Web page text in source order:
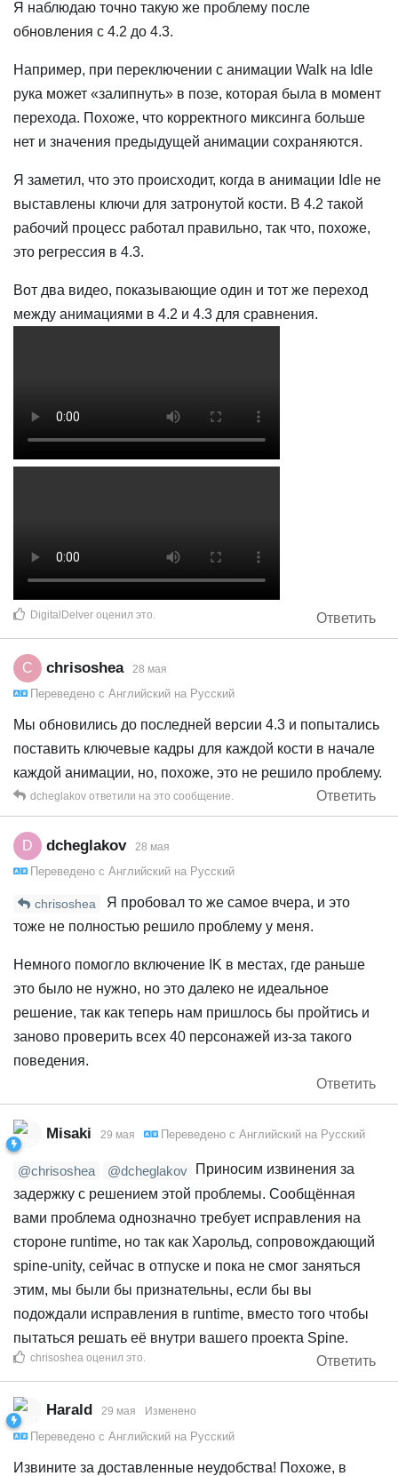
Я наблюдаю точно такую же проблему после
обновления с 4.2 до 4.3.
Например, при переключении с анимации Walk на Idle
рука может «залипнуть» в позе, которая была в момент
перехода. Похоже, что корректного миксинга больше
нет и значения предыдущей анимации сохраняются.
Я заметил, что это происходит, когда в анимации Idle не
выставлены ключи для затронутой кости. В 4.2 такой
рабочий процесс работал правильно, так что, похоже,
это регрессия в 4.3.
Вот два видео, показывающие один и тот же переход
между анимациями в 4.2 и 4.3 для сравнения.
Ответить
DigitalDelver оценил это.
C chrisoshea 28 мая
Переведено с Английский на Русский
Мы обновились до последней версии 4.3 и попытались
поставить ключевые кадры для каждой кости в начале
каждой анимации, но, похоже, это не решило проблему.
Ответить
dcheglakov ответили на это сообщение.
D dcheglakov 28 мая
Переведено с Английский на Русский
chrisoshea
Я пробовал то же самое вчера, и это
тоже не полностью решило проблему у меня.
Немного помогло включение IK в местах, где раньше
это было не нужно, но это далеко не идеальное
решение, так как теперь нам пришлось бы пройтись и
заново проверить всех 40 персонажей из‑за такого
поведения.
Ответить
Misaki 29 мая Переведено с Английский на Русский
@chrisoshea @dcheglakov
Приносим извинения за
задержку с решением этой проблемы. Сообщённая
вами проблема однозначно требует исправления на
стороне runtime, но так как Харольд, сопровождающий
spine-unity, сейчас в отпуске и пока не смог заняться
этим, мы были бы признательны, если бы вы
подождали исправления в runtime, вместо того чтобы
пытаться решать её внутри вашего проекта Spine.
Ответить
chrisoshea оценил это
Harald 29 мая Изменено
Переведено с Английский на Русский
Извините за доставленные неудобства! Похоже, в